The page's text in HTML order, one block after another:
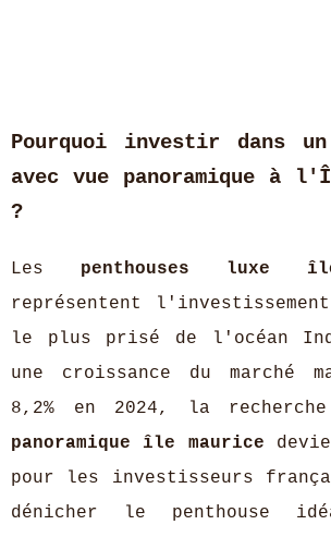
Pourquoi investir dans un
avec vue panoramique à
?
Les penthouses luxe
représentent
le plus prisé de l'océan
une croissance du marché
8,2% en 2024, la
panoramique île maurice
pour les investisseurs
dénicher le penthouse